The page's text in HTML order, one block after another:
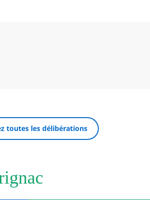
toutes les délibérations